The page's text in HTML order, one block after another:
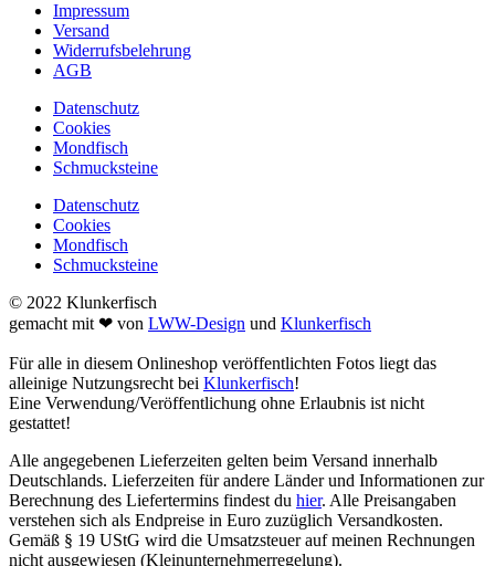
Impressum
Versand
Widerrufsbelehrung
AGB
Datenschutz
Cookies
Mondfisch
Schmucksteine
Datenschutz
Cookies
Mondfisch
Schmucksteine
© 2022 Klunkerfisch
gemacht mit ❤ von LWW-Design und Klunkerfisch
Für alle in diesem Onlineshop veröffentlichten Fotos liegt das
alleinige Nutzungsrecht bei Klunkerfisch!
Eine Verwendung/Veröffentlichung ohne Erlaubnis ist nicht
gestattet!
Alle angegebenen Lieferzeiten gelten beim Versand innerhalb
Deutschlands. Lieferzeiten für andere Länder und Informationen zur
Berechnung des Liefertermins findest du hier. Alle Preisangaben
verstehen sich als Endpreise in Euro zuzüglich Versandkosten.
Gemäß § 19 UStG wird die Umsatzsteuer auf meinen Rechnungen
nicht ausgewiesen (Kleinunternehmerregelung).